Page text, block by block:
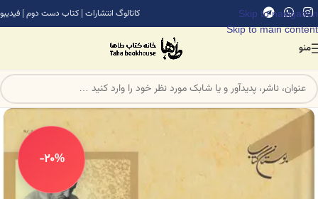
Skip to navigation
Skip to main content
کاتالوگ انتشارات | کتاب دست دوم | فیدیبو
منو
-20%